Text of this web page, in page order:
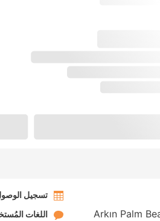
Arkın Palm
تسجيل
اللغات